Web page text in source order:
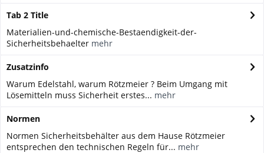
Tab 2 Title
Materialien-und-chemische-Bestaendigkeit-der-
Sicherheitsbehaelter mehr
Zusatzinfo
Warum Edelstahl, warum Rötzmeier ? Beim Umgang mit
Lösemitteln muss Sicherheit erstes... mehr
Normen
Normen Sicherheitsbehälter aus dem Hause Rötzmeier
entsprechen den technischen Regeln für... mehr